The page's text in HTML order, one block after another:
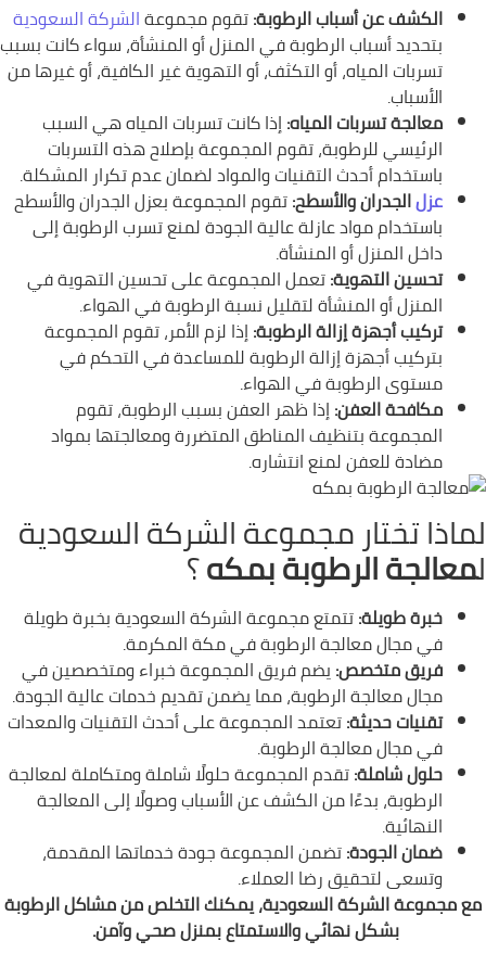
الكشف عن أسباب الرطوبة:تقوم مجموعةالشركة السعودية
بتحديد أسباب الرطوبة في المنزل أو المنشأة، سواء كانت بسبب
تسربات المياه، أو التكثف، أو التهوية غير الكافية، أو غيرها من
الأسباب.
معالجة تسربات المياه:إذا كانت تسربات المياه هي السبب
الرئيسي للرطوبة، تقوم المجموعة بإصلاح هذه التسربات
باستخدام أحدث التقنيات والمواد لضمان عدم تكرار المشكلة.
عزلالجدران والأسطح:تقوم المجموعة بعزل الجدران والأسطح
باستخدام مواد عازلة عالية الجودة لمنع تسرب الرطوبة إلى
داخل المنزل أو المنشأة.
تحسين التهوية:تعمل المجموعة على تحسين التهوية في
المنزل أو المنشأة لتقليل نسبة الرطوبة في الهواء.
تركيب أجهزة إزالة الرطوبة:إذا لزم الأمر، تقوم المجموعة
بتركيب أجهزة إزالة الرطوبة للمساعدة في التحكم في
مستوى الرطوبة في الهواء.
مكافحة العفن:إذا ظهر العفن بسبب الرطوبة، تقوم
المجموعة بتنظيف المناطق المتضررة ومعالجتها بمواد
مضادة للعفن لمنع انتشاره.
لماذا تختار مجموعة الشركة السعودية
لمعالجة الرطوبة بمكه؟
خبرة طويلة:تتمتع مجموعة الشركة السعودية بخبرة طويلة
في مجال معالجة الرطوبة في مكة المكرمة.
فريق متخصص:يضم فريق المجموعة خبراء ومتخصصين في
مجال معالجة الرطوبة، مما يضمن تقديم خدمات عالية الجودة.
تقنيات حديثة:تعتمد المجموعة على أحدث التقنيات والمعدات
في مجال معالجة الرطوبة.
حلول شاملة:تقدم المجموعة حلولًا شاملة ومتكاملة لمعالجة
الرطوبة، بدءًا من الكشف عن الأسباب وصولًا إلى المعالجة
النهائية.
ضمان الجودة:تضمن المجموعة جودة خدماتها المقدمة،
وتسعى لتحقيق رضا العملاء.
مع مجموعة الشركة السعودية، يمكنك التخلص من مشاكل الرطوبة
بشكل نهائي والاستمتاع بمنزل صحي وآمن.